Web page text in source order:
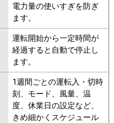
電力量の使いすぎを防ぎ
ます。
運転開始から一定時間が
経過すると自動で停止し
ます。
1週間ごとの運転入・切時
刻、モード、風量、温
度、休業日の設定など、
きめ細かくスケジュール